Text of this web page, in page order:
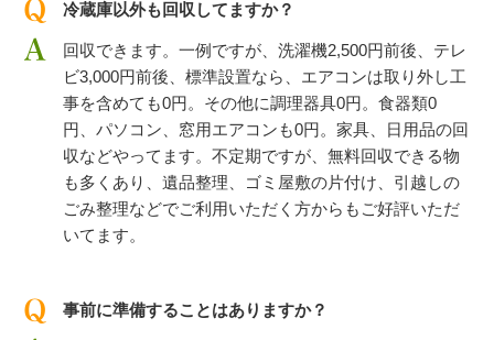
冷蔵庫以外も回収してますか？
回収できます。一例ですが、洗濯機2,500円前後、テレ
ビ3,000円前後、標準設置なら、エアコンは取り外し工
事を含めても0円。その他に調理器具0円。食器類0
円、パソコン、窓用エアコンも0円。家具、日用品の回
収などやってます。不定期ですが、無料回収できる物
も多くあり、遺品整理、ゴミ屋敷の片付け、引越しの
ごみ整理などでご利用いただく方からもご好評いただ
いてます。
事前に準備することはありますか？